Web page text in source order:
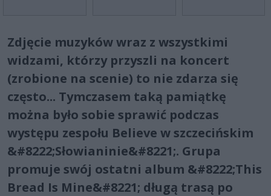
Zdjęcie muzyków wraz z wszystkimi
widzami, którzy przyszli na koncert
(zrobione na scenie) to nie zdarza się
często... Tymczasem taką pamiątkę
można było sobie sprawić podczas
występu zespołu Believe w szczecińskim
&#8222;Słowianinie&#8221;. Grupa
promuje swój ostatni album &#8222;This
Bread Is Mine&#8221; długą trasą po